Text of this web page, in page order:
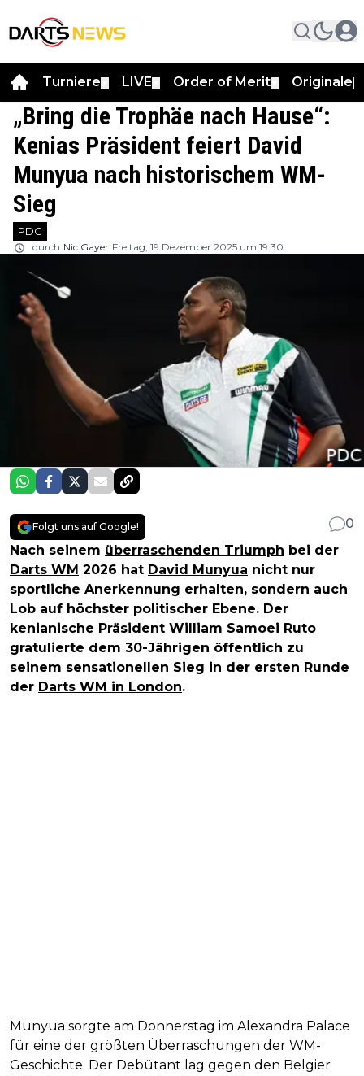
Turniere LIVE Order of Merit Originale
„Bring die Trophäe nach Hause“:
Kenias Präsident feiert David
Munyua nach historischem WM-
Sieg
PDC
durch Nic Gayer Freitag, 19 Dezember 2025 um 19:30
Folgt uns auf Google!
0
Nach seinem überraschenden Triumph bei der
Darts WM 2026 hat David Munyua nicht nur
sportliche Anerkennung erhalten, sondern auch
Lob auf höchster politischer Ebene. Der
kenianische Präsident William Samoei Ruto
gratulierte dem 30-Jährigen öffentlich zu
seinem sensationellen Sieg in der ersten Runde
der Darts WM in London.
Munyua sorgte am Donnerstag im Alexandra Palace
für eine der größten Überraschungen der WM-
Geschichte. Der Debütant lag gegen den Belgier